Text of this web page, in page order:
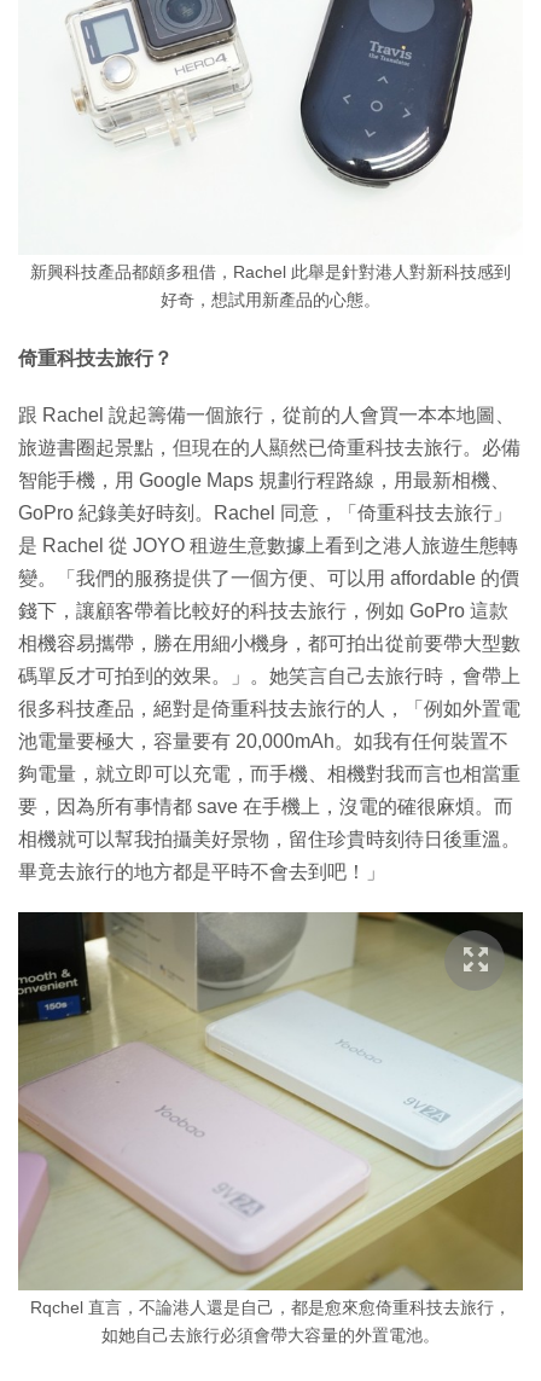
新興科技產品都頗多租借，Rachel 此舉是針對港人對新科技感到
好奇，想試用新產品的心態。
倚重科技去旅行？
跟 Rachel 說起籌備一個旅行，從前的人會買一本本地圖、
旅遊書圈起景點，但現在的人顯然已倚重科技去旅行。必備
智能手機，用 Google Maps 規劃行程路線，用最新相機、
GoPro 紀錄美好時刻。Rachel 同意，「倚重科技去旅行」
是 Rachel 從 JOYO 租遊生意數據上看到之港人旅遊生態轉
變。「我們的服務提供了一個方便、可以用 affordable 的價
錢下，讓顧客帶着比較好的科技去旅行，例如 GoPro 這款
相機容易攜帶，勝在用細小機身，都可拍出從前要帶大型數
碼單反才可拍到的效果。」。她笑言自己去旅行時，會帶上
很多科技產品，絕對是倚重科技去旅行的人，「例如外置電
池電量要極大，容量要有 20,000mAh。如我有任何裝置不
夠電量，就立即可以充電，而手機、相機對我而言也相當重
要，因為所有事情都 save 在手機上，沒電的確很麻煩。而
相機就可以幫我拍攝美好景物，留住珍貴時刻待日後重溫。
畢竟去旅行的地方都是平時不會去到吧！」
Rqchel 直言，不論港人還是自己，都是愈來愈倚重科技去旅行，
如她自己去旅行必須會帶大容量的外置電池。